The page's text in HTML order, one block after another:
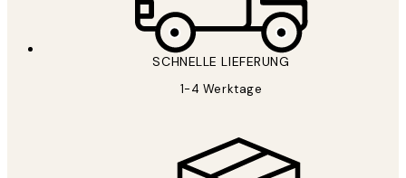
SCHNELLE LIEFERUNG
1-4 Werktage